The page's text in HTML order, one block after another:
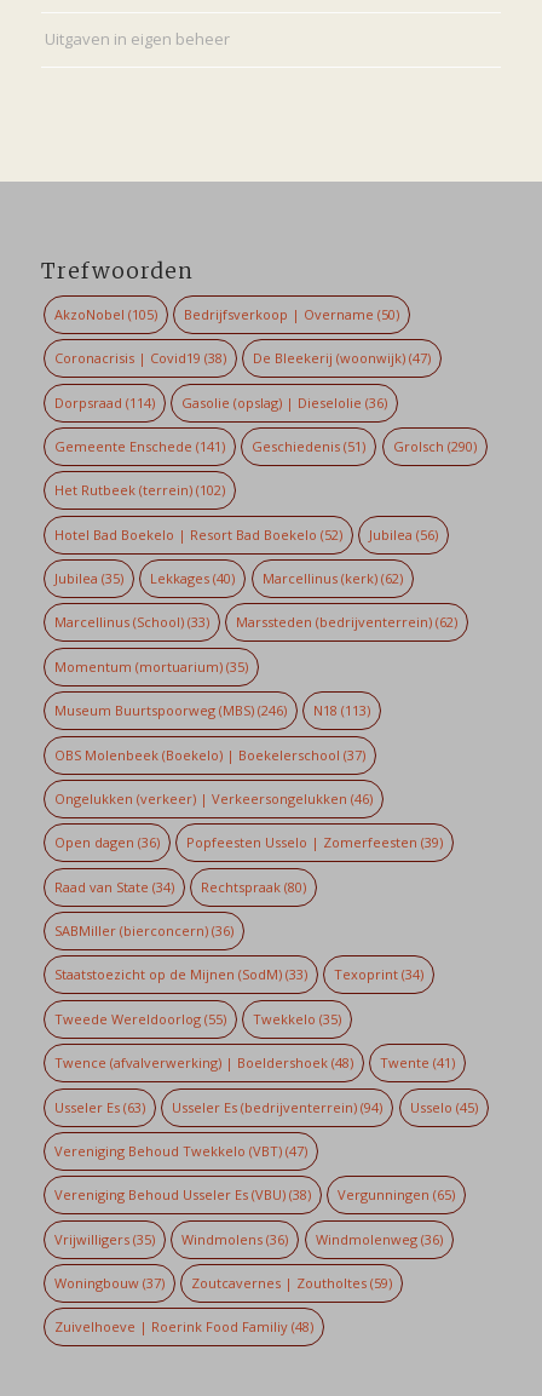
Uitgaven in eigen beheer
Trefwoorden
AkzoNobel (105) Bedrijfsverkoop | Overname (50)
Coronacrisis | Covid19 (38) De Bleekerij (woonwijk) (47)
Dorpsraad (114) Gasolie (opslag) | Dieselolie (36)
Gemeente Enschede (141) Geschiedenis (51) Grolsch (290)
Het Rutbeek (terrein)(102)
Hotel Bad Boekelo | Resort Bad Boekelo (52) Jubilea (56)
Jubilea (35) Lekkages (40) Marcellinus (kerk)(62)
Marcellinus (School)(33) Marssteden (bedrijventerrein) (62)
Momentum (mortuarium)(35)
Museum Buurtspoorweg (MBS)(246) N18 (113)
OBS Molenbeek (Boekelo) | Boekelerschool (37)
Ongelukken (verkeer) | Verkeersongelukken (46)
Open dagen (36) Popfeesten Usselo | Zomerfeesten (39)
Raad van State (34) Rechtspraak (80)
SABMiller (bierconcern)(36)
Staatstoezicht op de Mijnen (SodM)(33) Texoprint (34)
Tweede Wereldoorlog(55) Twekkelo (35)
Twence (afvalverwerking) | Boeldershoek(48) Twente (41)
Usseler Es(63) Usseler Es (bedrijventerrein) (94) Usselo (45)
Vereniging Behoud Twekkelo (VBT)(47)
Vereniging Behoud Usseler Es (VBU)(38) Vergunningen (65)
Vrijwilligers(35) Windmolens (36) Windmolenweg(36)
Woningbouw(37) Zoutcavernes | Zoutholtes (59)
Zuivelhoeve | Roerink Food Familiy(48)